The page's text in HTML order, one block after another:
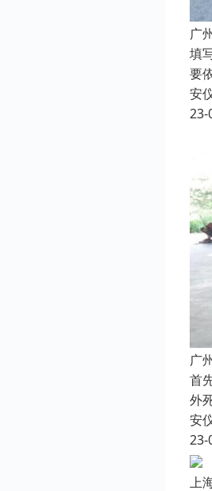
广
填
要
安
23-
广
首
外
安
23-
上